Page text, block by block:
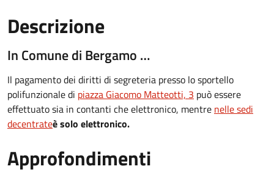
Descrizione
In Comune di Bergamo …
Il pagamento dei diritti di segreteria presso lo sportello
polifunzionale di piazza Giacomo Matteotti, 3 può essere
effettuato sia in contanti che elettronico, mentre nelle sedi
decentrateè solo elettronico.
Approfondimenti